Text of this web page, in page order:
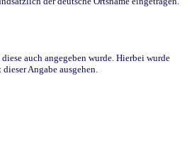
auch angegeben wurde. Hierbei wurde
Angabe ausgehen.